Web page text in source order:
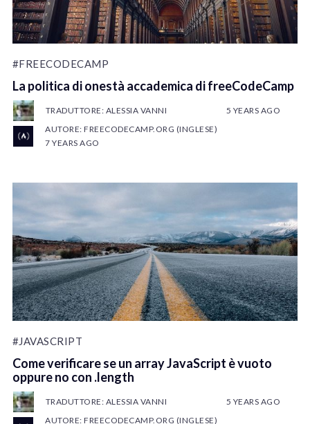
#FREECODECAMP
La politica di onestà accademica di freeCodeCamp
TRADUTTORE: ALESSIA VANNI
5 YEARS AGO
AUTORE: FREECODECAMP.ORG (INGLESE)
7 YEARS AGO
#JAVASCRIPT
Come verificare se un array JavaScript è vuoto
oppure no con .length
TRADUTTORE: ALESSIA VANNI
5 YEARS AGO
AUTORE: FREECODECAMP.ORG (INGLESE)